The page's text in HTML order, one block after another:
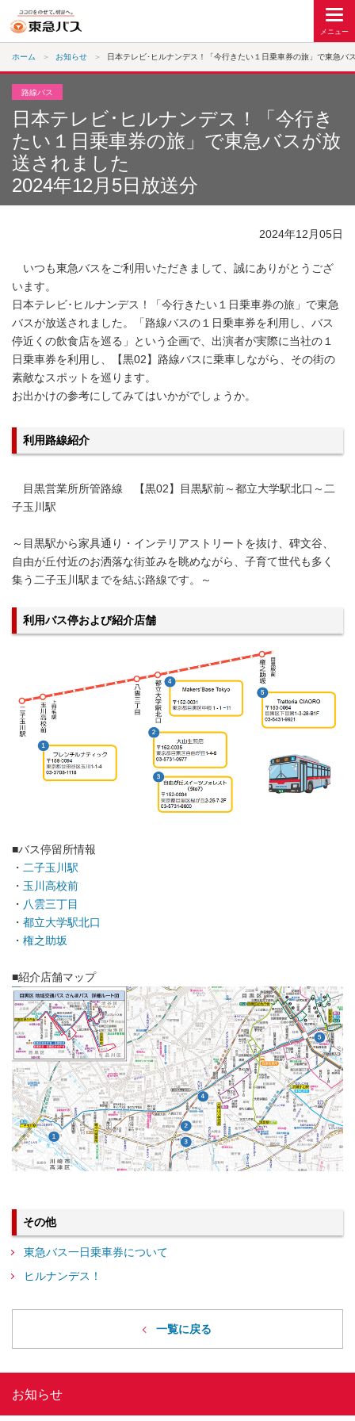
ホーム お知らせ 日本テレビ･ヒルナンデス！「今行きたい１日乗車券の旅」で東急
路線バス
日本テレビ･ヒルナンデス！「今行き
たい１日乗車券の旅」で東急バスが放
送されました
2024年12月5日放送分
2024年12月05日
いつも東急バスをご利用いただきまして、誠にありがとうござ
います。
日本テレビ･ヒルナンデス！「今行きたい１日乗車券の旅」で東急
バスが放送されました。「路線バスの１日乗車券を利用し、バス
停近くの飲食店を巡る」という企画で、出演者が実際に当社の１
日乗車券を利用し、【黒02】路線バスに乗車しながら、その街の
素敵なスポットを巡ります。
お出かけの参考にしてみてはいかがでしょうか。
利用路線紹介
目黒営業所所管路線 【黒02】目黒駅前～都立大学駅北口～二
子玉川駅
～目黒駅から家具通り・インテリアストリートを抜け、碑文谷、
自由が丘付近のお洒落な街並みを眺めながら、子育て世代も多く
集う二子玉川駅までを結ぶ路線です。～
利用バス停および紹介店舗
■バス停留所情報
・ 二子玉川駅
・ 玉川高校前
・ 八雲三丁目
・ 都立大学駅北口
・ 権之助坂
■紹介店舗マップ
その他
東急バス一日乗車券について
ヒルナンデス！
一覧に戻る
お知らせ